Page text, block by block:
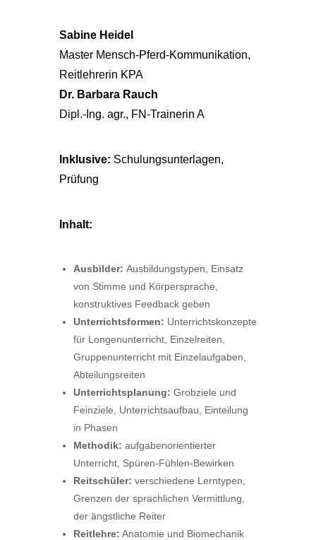
Sabine Heidel
Master Mensch-Pferd-Kommunikation,
Reitlehrerin KPA
Dr. Barbara Rauch
Dipl.-Ing. agr., FN-Trainerin A
Inklusive: Schulungsunterlagen,
Prüfung
Inhalt:
Ausbilder: Ausbildungstypen, Einsatz
von Stimme und Körpersprache,
konstruktives Feedback geben
Unterrichtsformen: Unterrichtskonzepte
für Longenunterricht, Einzelreiten,
Gruppenunterricht mit Einzelaufgaben,
Abteilungsreiten
Unterrichtsplanung: Grobziele und
Feinziele, Unterrichtsaufbau, Einteilung
in Phasen
Methodik: aufgabenorientierter
Unterricht, Spüren-Fühlen-Bewirken
Reitschüler: verschiedene Lerntypen,
Grenzen der sprachlichen Vermittlung,
der ängstliche Reiter
Reitlehre: Anatomie und Biomechanik